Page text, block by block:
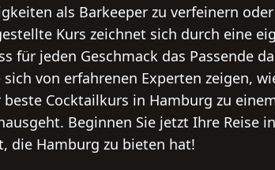
als Barkeeper zu verfeinern
Kurs zeichnet sich durch eine
für jeden Geschmack das Passende
sich von erfahrenen Experten zeigen,
Cocktailkurs in Hamburg zu
Beginnen Sie jetzt Ihre Reise
die Hamburg zu bieten hat!